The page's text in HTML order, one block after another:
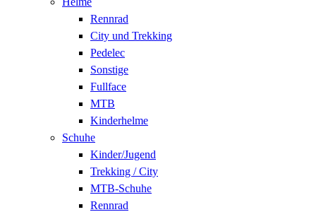
Rennrad
City und Trekking
Pedelec
Sonstige
Fullface
MTB
Kinderhelme
Schuhe
Kinder/Jugend
Trekking / City
MTB-Schuhe
Rennrad